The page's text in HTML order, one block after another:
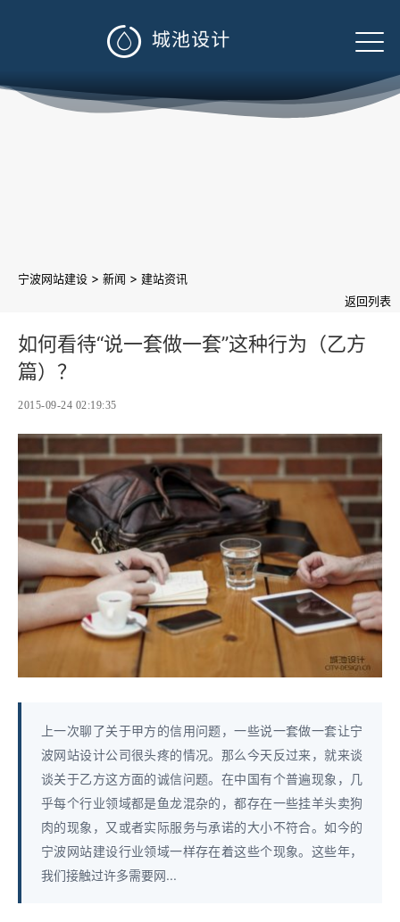

宁波网站建设 > 新闻 > 建站资讯
返回列表
如何看待“说一套做一套”这种行为（乙方
篇）？
2015-09-24 02:19:35
上一次聊了关于甲方的信用问题，一些说一套做一套让宁
波网站设计公司很头疼的情况。那么今天反过来，就来谈
谈关于乙方这方面的诚信问题。在中国有个普遍现象，几
乎每个行业领域都是鱼龙混杂的，都存在一些挂羊头卖狗
肉的现象，又或者实际服务与承诺的大小不符合。如今的
宁波网站建设行业领域一样存在着这些个现象。这些年，
我们接触过许多需要网...